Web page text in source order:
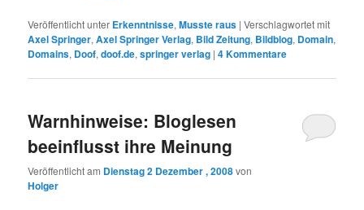
Veröffentlicht unter Erkenntnisse,Musste raus |Verschlagwortet mit
Axel Springer,Axel Springer Verlag, Bild Zeitung, Bildblog, Domain,
Domains, Doof,doof.de,springer verlag |4Kommentare
Warnhinweise: Bloglesen
beeinflusst ihre Meinung
Veröffentlicht am Dienstag 2 Dezember , 2008von
Holger